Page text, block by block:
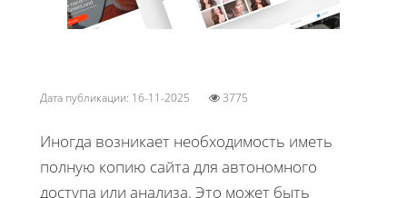
Дата публикации: 16-11-2025 3775
Иногда возникает необходимость иметь
полную копию сайта для автономного
доступа или анализа. Это может быть